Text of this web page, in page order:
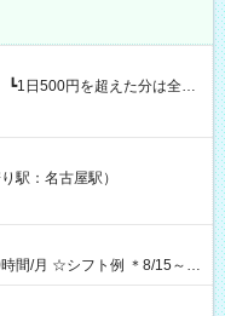
なります ★日払い
に現金GET♪ お仕事後はコン
駅：名古屋駅）
＊8/15～
：00～21：00 ＊8/31
：00～16：00 ＊9/6～